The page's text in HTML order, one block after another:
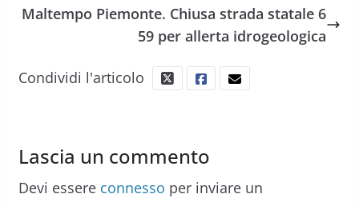
Maltempo Piemonte. Chiusa strada statale 6
59 per allerta idrogeologica
Condividi l'articolo
Lascia un commento
Devi essere connesso per inviare un